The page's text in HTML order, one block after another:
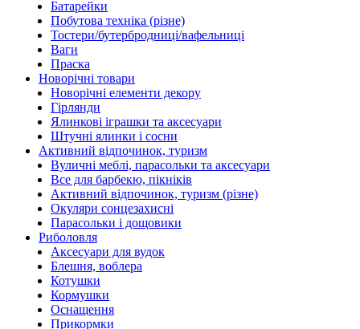
Батарейки
Побутова техніка (різне)
Тостери/бутербродниці/вафельниці
Ваги
Праска
Новорічні товари
Новорічні елементи декору
Гірлянди
Ялинкові іграшки та аксесуари
Штучні ялинки і сосни
Активний відпочинок, туризм
Вуличні меблі, парасольки та аксесуари
Все для барбекю, пікніків
Активний відпочинок, туризм (різне)
Окуляри сонцезахисні
Парасольки і дощовики
Риболовля
Аксесуари для вудок
Блешня, воблера
Котушки
Кормушки
Оснащення
Прикормки